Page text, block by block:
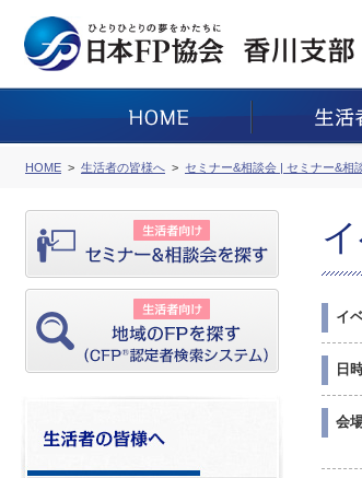
HOME 生活者の皆様へ セミナー&相談会 | セミナー&相
イ
日
会